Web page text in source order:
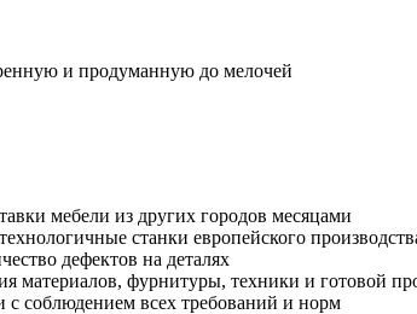
и продуманную до мелочей
мебели из других городов месяцами
станки европейского
дефектов на деталях
материалов, фурнитуры, техники и готовой
соблюдением всех требований и норм